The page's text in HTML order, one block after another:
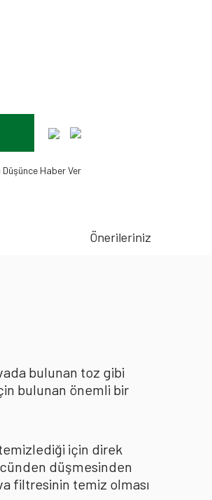
Düşünce Haber Ver
Önerileriniz
bulunan toz gibi
bulunan önemli bir
için direk
düşmesinden
filtresinin temiz olması